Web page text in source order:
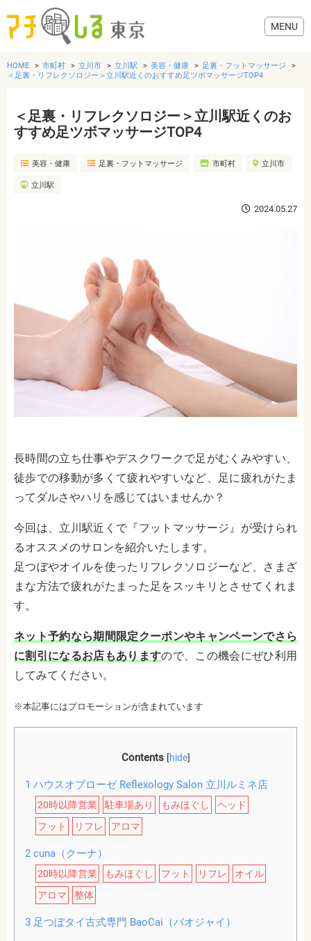
グルメ
美容・健康
HOME 市町村 立川市 立川駅 美容・健康
足裏・フットマッサージ
＜足裏・リフレクソロジー＞立川駅近くのおすすめ足ツボマッサージTOP4
＜足裏・リフレクソロジー＞立川駅近くのお
すすめ足ツボマッサージTOP4
美容・健康 足裏・フットマッサージ 市町村 立川市
立川駅
2024.05.27
長時間の立ち仕事やデスクワークで足がむくみやすい、
徒歩での移動が多くて疲れやすいなど、足に疲れがたま
ってダルさやハリを感じてはいませんか？
今回は、立川駅近くで『フットマッサージ』が受けられ
るオススメのサロンを紹介いたします。
足つぼやオイルを使ったリフレクソロジーなど、さまざ
まな方法で疲れがたまった足をスッキリとさせてくれま
す。
ネット予約なら期間限定クーポンやキャンペーンでさら
に割引になるお店もありますので、この機会にぜひ利用
してみてください。
※本記事にはプロモーションが含まれています
Contents [hide]
1 ハウスオブローゼ Reflexology Salon 立川ルミネ店
20時以降営業 駐車場あり もみほぐし
ヘッド
フット
リフレ アロマ
2cuna（クーナ）
20時以降営業 もみほぐし フット リフレ
オイル
アロマ
整体
3足つぼタイ古式専門 BaoCai（バオジャイ）